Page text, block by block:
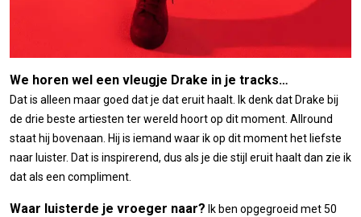
We horen wel een vleugje Drake in je tracks…
Dat is alleen maar goed dat je dat eruit haalt. Ik denk dat Drake bij
de drie beste artiesten ter wereld hoort op dit moment. Allround
staat hij bovenaan. Hij is iemand waar ik op dit moment het liefste
naar luister. Dat is inspirerend, dus als je die stijl eruit haalt dan zie ik
dat als een compliment.
Waar luisterde je vroeger naar? Ik ben opgegroeid met 50